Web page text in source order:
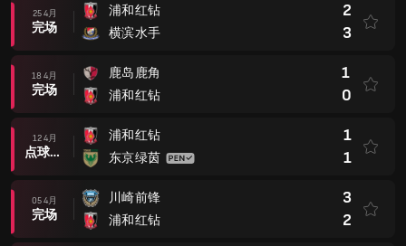
25 4月
完场
浦和红钻
横滨水手
2
3
18 4月
完场
鹿岛鹿角
浦和红钻
1
0
12 4月
点球大战后
浦和红钻
东京绿茵
1
1
05 4月
完场
川崎前锋
浦和红钻
3
2